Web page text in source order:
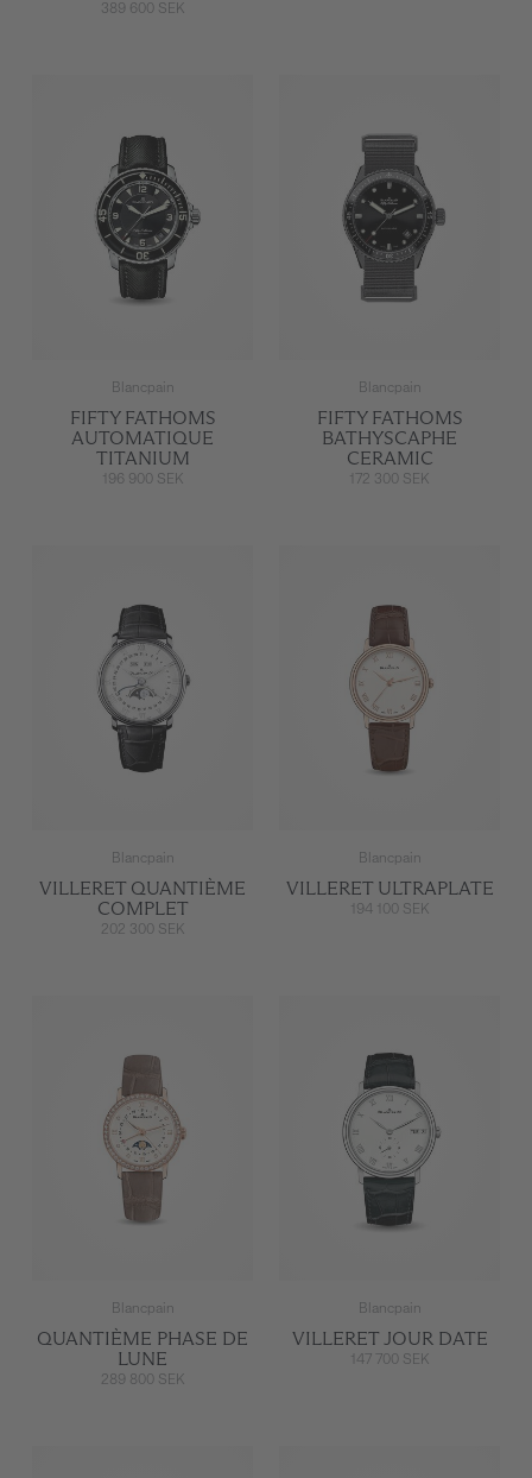
389 600 SEK
Blancpain
FIFTY FATHOMS
AUTOMATIQUE
TITANIUM
196 900 SEK
Blancpain
FIFTY FATHOMS
BATHYSCAPHE
CERAMIC
172 300 SEK
Blancpain
VILLERET QUANTIÈME
COMPLET
202 300 SEK
Blancpain
VILLERET ULTRAPLATE
194 100 SEK
Blancpain
QUANTIÈME PHASE DE
LUNE
289 800 SEK
Blancpain
VILLERET JOUR DATE
147 700 SEK